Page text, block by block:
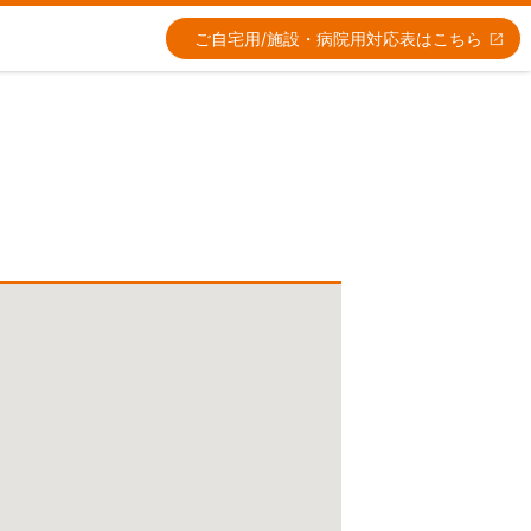
ご自宅用/施設・病院用対応表はこちら